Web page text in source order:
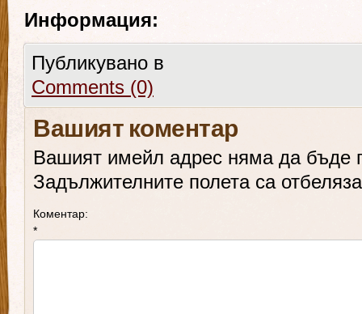
Информация:
Публикувано в
Comments (0)
Вашият коментар
Вашият имейл адрес няма да бъде
Задължителните полета са
Коментар:
*